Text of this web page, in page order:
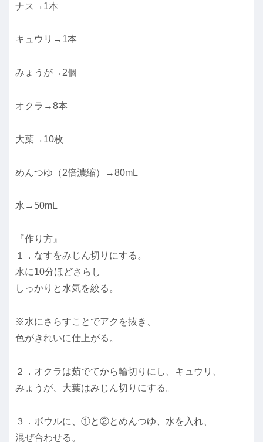
ナス→1本
キュウリ→1本
みょうが→2個
オクラ→8本
大葉→10枚
めんつゆ（2倍濃縮）→80mL
水→50mL
『作り方』
１．なすをみじん切りにする。
水に10分ほどさらし
しっかりと水気を絞る。
※水にさらすことでアクを抜き、
色がきれいに仕上がる。
２．オクラは茹でてから輪切りにし、キュウリ、
みょうが、大葉はみじん切りにする。
３．ボウルに、①と②とめんつゆ、水を入れ、
混ぜ合わせる。